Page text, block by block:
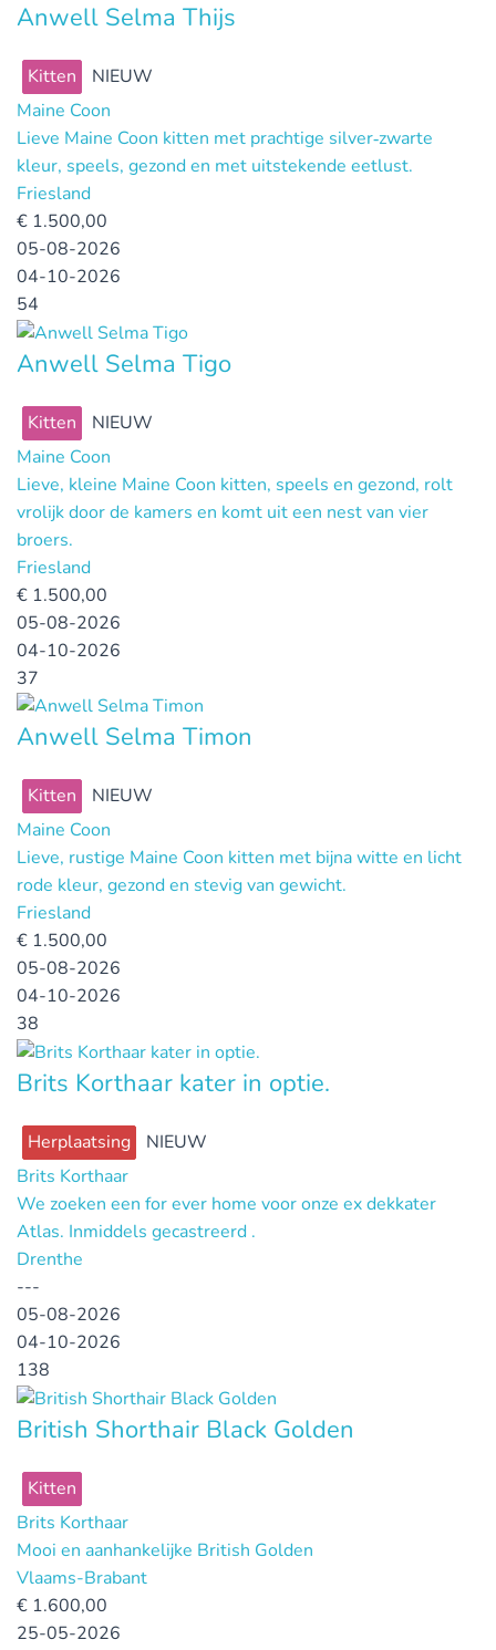
Anwell Selma Thijs
Kitten
NIEUW
Maine Coon
Lieve Maine Coon kitten met prachtige silver‑zwarte
kleur, speels, gezond en met uitstekende eetlust.
Friesland
€ 1.500,00
05-08-2026
04-10-2026
54
Anwell Selma Tigo
Kitten
NIEUW
Maine Coon
Lieve, kleine Maine Coon kitten, speels en gezond, rolt
vrolijk door de kamers en komt uit een nest van vier
broers.
Friesland
€ 1.500,00
05-08-2026
04-10-2026
37
Anwell Selma Timon
Kitten
NIEUW
Maine Coon
Lieve, rustige Maine Coon kitten met bijna witte en licht
rode kleur, gezond en stevig van gewicht.
Friesland
€ 1.500,00
05-08-2026
04-10-2026
38
Brits Korthaar kater in optie.
Herplaatsing
NIEUW
Brits Korthaar
We zoeken een for ever home voor onze ex dekkater
Atlas. Inmiddels gecastreerd .
Drenthe
---
05-08-2026
04-10-2026
138
British Shorthair Black Golden
Kitten
Brits Korthaar
Mooi en aanhankelijke British Golden
Vlaams-Brabant
€ 1.600,00
25-05-2026